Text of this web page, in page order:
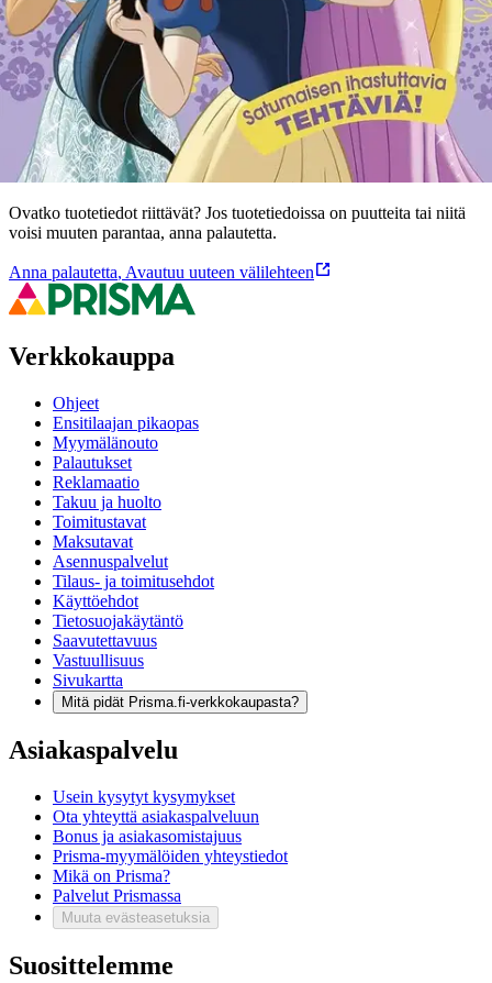
Ominaisuudet
Oletko tyytyväinen tuotetietoihin?
Ovatko tuotetiedot riittävät? Jos tuotetiedoissa on puutteita tai niitä
voisi muuten parantaa, anna palautetta.
Anna palautetta, Avautuu uuteen välilehteen
Verkkokauppa
Ohjeet
Ensitilaajan pikaopas
Myymälänouto
Palautukset
Reklamaatio
Takuu ja huolto
Toimitustavat
Maksutavat
Asennuspalvelut
Tilaus- ja toimitusehdot
Käyttöehdot
Tietosuojakäytäntö
Saavutettavuus
Vastuullisuus
Sivukartta
Mitä pidät Prisma.fi-verkkokaupasta?
Asiakaspalvelu
Usein kysytyt kysymykset
Ota yhteyttä asiakaspalveluun
Bonus ja asiakasomistajuus
Prisma-myymälöiden yhteystiedot
Mikä on Prisma?
Palvelut Prismassa
Muuta evästeasetuksia
Suosittelemme